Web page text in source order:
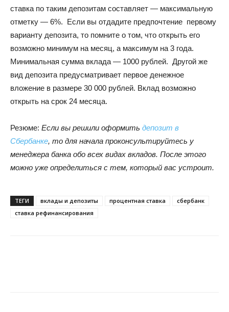
ставка по таким депозитам составляет — максимальную
отметку — 6%. Если вы отдадите предпочтение первому
варианту депозита, то помните о том, что открыть его
возможно минимум на месяц, а максимум на 3 года.
Минимальная сумма вклада — 1000 рублей. Другой же
вид депозита предусматривает первое денежное
вложение в размере 30 000 рублей. Вклад возможно
открыть на срок 24 месяца.
Резюме: Если вы решили оформить депозит в
Сбербанке, то для начала проконсультируйтесь у
менеджера банка обо всех видах вкладов. После этого
можно уже определиться с тем, который вас устроит.
ТЕГИ вклады и депозиты процентная ставка
сбербанк
ставка рефинансирования